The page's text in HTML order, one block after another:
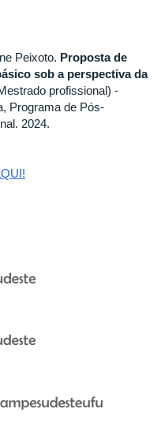
Peixoto. Proposta de
sob a perspectiva da
profissional) -
Programa de Pós-
2024.